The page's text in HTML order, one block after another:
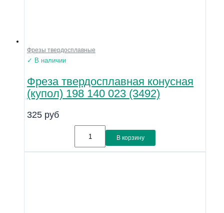
Фрезы твердосплавные
✓ В наличии
Фреза твердосплавная конусная
(купол) 198 140 023 (3492)
325 руб
В корзину